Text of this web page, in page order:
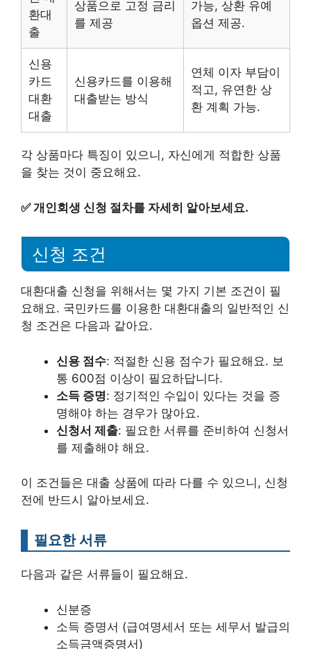
환대
출
상품으로 고정 금리
를 제공
가능, 상환 유예
옵션 제공.
신용
카드
대환
대출
신용카드를 이용해
대출받는 방식
연체 이자 부담이
적고, 유연한 상
환 계획 가능.
각 상품마다 특징이 있으니, 자신에게 적합한 상품
을 찾는 것이 중요해요.
✅개인회생 신청 절차를 자세히 알아보세요.
신청 조건
대환대출 신청을 위해서는 몇 가지 기본 조건이 필
요해요. 국민카드를 이용한 대환대출의 일반적인 신
청 조건은 다음과 같아요.
신용 점수: 적절한 신용 점수가 필요해요. 보
통 600점 이상이 필요하답니다.
소득 증명: 정기적인 수입이 있다는 것을 증
명해야 하는 경우가 많아요.
신청서 제출: 필요한 서류를 준비하여 신청서
를 제출해야 해요.
이 조건들은 대출 상품에 따라 다를 수 있으니, 신청
전에 반드시 알아보세요.
필요한 서류
다음과 같은 서류들이 필요해요.
신분증
소득 증명서 (급여명세서 또는 세무서 발급의
소득금액증명서)